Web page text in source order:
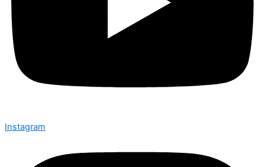
Instagram